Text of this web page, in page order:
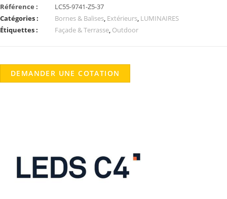
Référence :
LC55-9741-Z5-37
Catégories :
Bornes & Balises, Extérieurs, LUMINAIRES
Étiquettes :
Façade & Terrasse, Outdoor
DEMANDER UNE COTATION